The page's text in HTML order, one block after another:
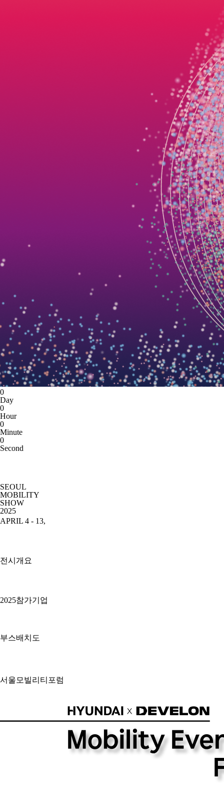
0
Day
0
Hour
0
Minute
0
Second
SEOUL
MOBILITY
SHOW
2025
APRIL 4 - 13,
전시개요
2025참가기업
부스배치도
서울모빌리티포럼